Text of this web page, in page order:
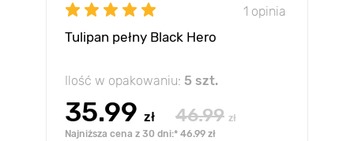
1 opinia
Tulipan pełny Black Hero
Ilość w opakowaniu: 5 szt.
35.99 zł 46.99 zł
Najniższa cena z 30 dni:* 46.99 zł